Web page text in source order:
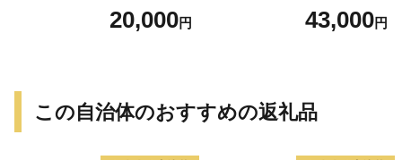
20,000円 43,000円
この自治体のおすすめの返礼品